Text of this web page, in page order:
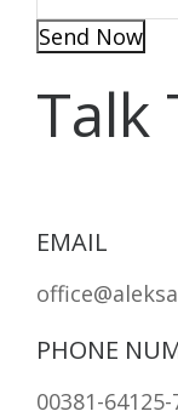
Send Now
Talk
EMAIL
PHONE
00381-